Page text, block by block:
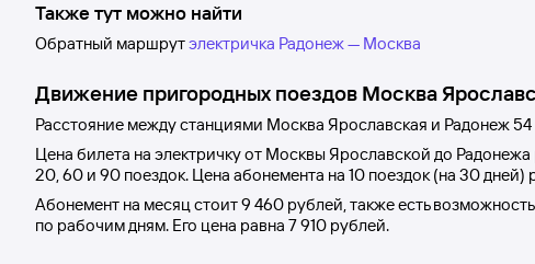
Также тут можно найти
Обратный маршрутэлектричка Радонеж — Москва
Движение пригородных поездов Москва
Расстояние между станциями Москва Ярославская и Радонеж54
Цена билета на электричку от Москвы Ярославской до Радонежа
20, 60 и 90 поездок. Цена абонемента на 10 поездок (на 30 дней)
Абонемент на месяц стоит9 460 рублей, также есть
по рабочим дням. Его цена равна 7910 рублей.